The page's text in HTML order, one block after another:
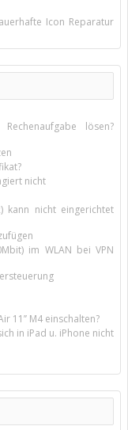
Icon Reparatur
lösen?
nicht
kann nicht eingerichtet
im WLAN bei VPN
11’’ M4 einschalten?
in iPad u. iPhone nicht